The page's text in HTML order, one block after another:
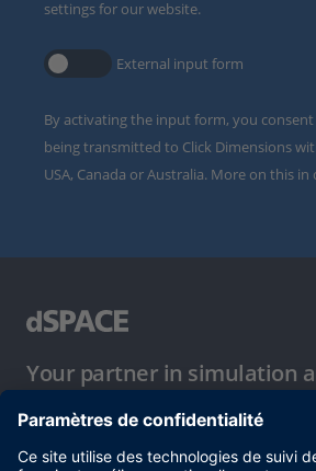
settings for our website.
External input form
By activating the input form, you
being transmitted to Click Dimensions
USA, Canada or Australia. More on this in
Your partner in simulation